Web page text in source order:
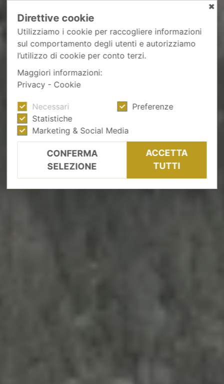
✖
Direttive cookie
Utilizziamo i cookie per raccogliere informazioni
sul comportamento degli utenti e autorizziamo
l’utilizzo di cookie per conto terzi.
Maggiori informazioni:
Privacy - Cookie
Necessari
Preferenze
Statistiche
Marketing & Social Media
CONFERMA
SELEZIONE
ACCETTA
TUTTI